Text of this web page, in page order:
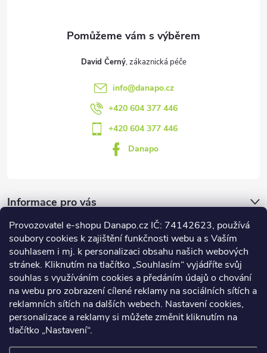
Provozovatel e-shopu Danapo.cz IČ: 74142623, používá
soubory cookies k zajištění funkčnosti webu a s Vaším
souhlasem i mj. k personalizaci obsahu našich webových
stránek. Kliknutím na tlačítko „Souhlasím“ vyjádříte svůj
souhlas s využíváním cookies a předáním údajů o chování
na webu pro zobrazení cílené reklamy na sociálních sítích a
reklamních sítích na dalších webech. Nastavení cookies,
personalizace a reklamy si můžete změnit kliknutím na
tlačítko „Nastavení“.
David Černý
info@danapo.cz
+420 604 377 446
+420 604 377 446
Danapo
Informace pro vás
Dotazník
Co upřednosťnujete?
Počet hlasů:437
Facebook